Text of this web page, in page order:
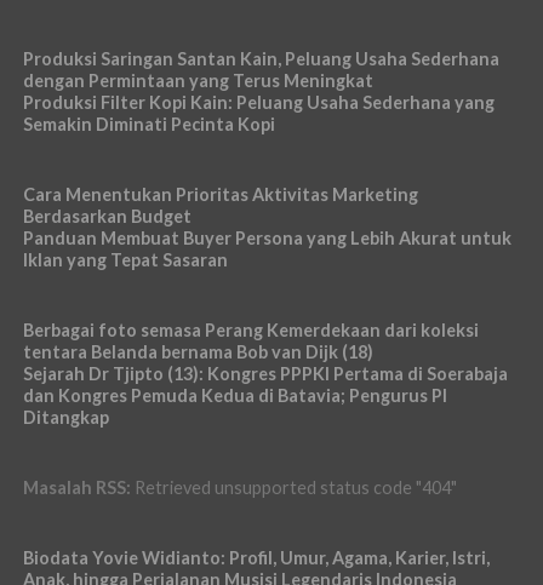
Produksi Saringan Santan Kain, Peluang Usaha Sederhana
dengan Permintaan yang Terus Meningkat
Produksi Filter Kopi Kain: Peluang Usaha Sederhana yang
Semakin Diminati Pecinta Kopi
Cara Menentukan Prioritas Aktivitas Marketing
Berdasarkan Budget
Panduan Membuat Buyer Persona yang Lebih Akurat untuk
Iklan yang Tepat Sasaran
Berbagai foto semasa Perang Kemerdekaan dari koleksi
tentara Belanda bernama Bob van Dijk (18)
Sejarah Dr Tjipto (13): Kongres PPPKI Pertama di Soerabaja
dan Kongres Pemuda Kedua di Batavia; Pengurus PI
Ditangkap
Masalah RSS: Retrieved unsupported status code "404"
Biodata Yovie Widianto: Profil, Umur, Agama, Karier, Istri,
Anak, hingga Perjalanan Musisi Legendaris Indonesia